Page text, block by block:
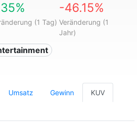
(1 Tag)
-46.15%
Veränderung (1
Jahr)
Umsatz Gewinn KUV